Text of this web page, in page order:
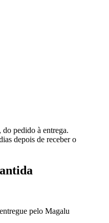
do pedido à entrega.
depois de receber o
pelo Magalu